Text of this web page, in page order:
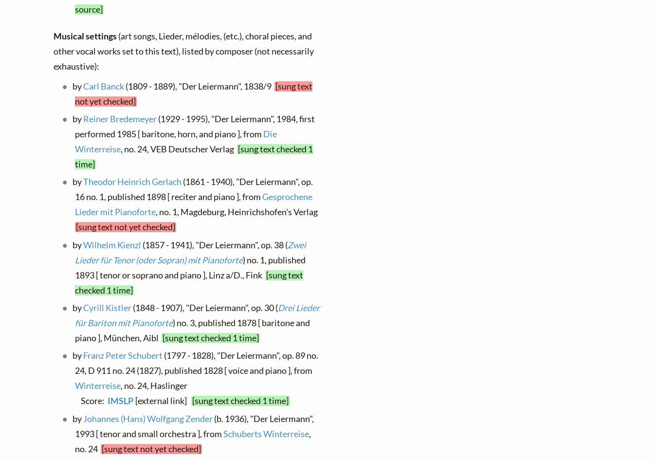
source]
Musical settings(art songs, Lieder, mélodies, (etc.), choral pieces, and
other vocal works set to this text), listed by composer (not necessarily
exhaustive):
byCarl Banck(1809 - 1889), "Der Leiermann", 1838/9 [sung text
not yet checked]
byReiner Bredemeyer(1929 - 1995), "Der Leiermann", 1984, first
performed 1985 [ baritone, horn, and piano ], from Die
Winterreise, no. 24, VEB Deutscher Verlag [sung text checked 1
time]
byTheodor Heinrich Gerlach (1861 - 1940), "Der Leiermann", op.
16 no. 1, published 1898 [ reciter and piano ], fromGesprochene
Lieder mit Pianoforte, no. 1, Magdeburg, Heinrichshofen's Verlag
[sung text not yet checked]
byWilhelm Kienzl (1857 - 1941), "Der Leiermann", op. 38 (Zwei
Lieder für Tenor (oder Sopran) mit Pianoforte) no. 1, published
1893 [ tenor or soprano and piano ], Linz a/D., Fink [sung text
checked 1 time]
byCyrill Kistler(1848 - 1907), "Der Leiermann", op. 30 (Drei Lieder
für Bariton mit Pianoforte) no. 3, published 1878 [ baritone and
piano ], München, Aibl [sung text checked 1 time]
byFranz Peter Schubert (1797 - 1828), "Der Leiermann", op. 89 no.
24, D 911 no. 24 (1827), published 1828 [ voice and piano ], from
Winterreise, no. 24, Haslinger
Score: IMSLP [external link]
[sung text checked 1 time]
byJohannes (Hans) Wolfgang Zender(b. 1936), "Der Leiermann",
1993 [ tenor and small orchestra ], fromSchuberts Winterreise,
no. 24 [sung text not yet checked]